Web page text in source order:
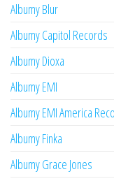
Albumy Blur
Albumy Capitol Records
Albumy Dioxa
Albumy EMI
Albumy EMI America
Albumy Finka
Albumy Grace Jones